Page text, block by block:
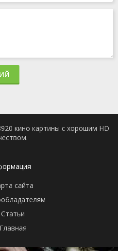
кино картины с хорошим HD
сайта
Статьи
Главная